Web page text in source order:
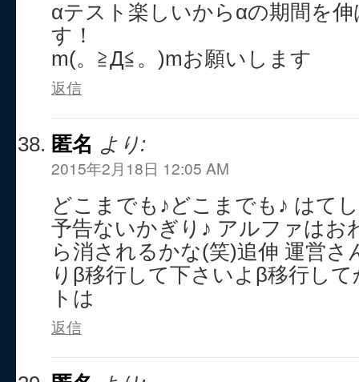
αテスト楽しいからαの期間を
す！
m(。≧Д≦。)mお願いします
返信
匿名 より:
2015年2月18日 12:05 AM
どこまでも♪どこまでも♪ はて
予告ないかぎり♪ アルファはお
ら消されるかな(笑)追伸 運営
りβ移行して下さいよβ移行し
トは
返信